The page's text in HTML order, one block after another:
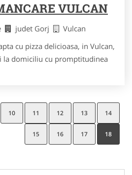
VULCAN
judet Gorj
Vulcan
cu pizza delicioasa, in Vulcan,
la domiciliu cu promptitudinea
10 11 12 13 14
15 16 17 18